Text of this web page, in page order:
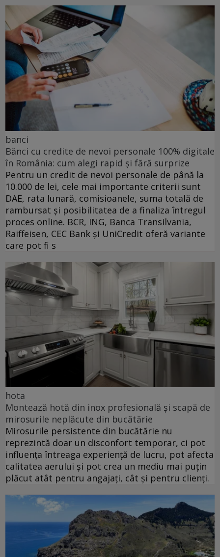
banci
Bănci cu credite de nevoi personale 100% digitale
în România: cum alegi rapid și fără surprize
Pentru un credit de nevoi personale de până la
10.000 de lei, cele mai importante criterii sunt
DAE, rata lunară, comisioanele, suma totală de
rambursat și posibilitatea de a finaliza întregul
proces online. BCR, ING, Banca Transilvania,
Raiffeisen, CEC Bank și UniCredit oferă variante
care pot fi s
hota
Montează hotă din inox profesională și scapă de
mirosurile neplăcute din bucătărie
Mirosurile persistente din bucătărie nu
reprezintă doar un disconfort temporar, ci pot
influența întreaga experiență de lucru, pot afecta
calitatea aerului și pot crea un mediu mai puțin
plăcut atât pentru angajați, cât și pentru clienți.